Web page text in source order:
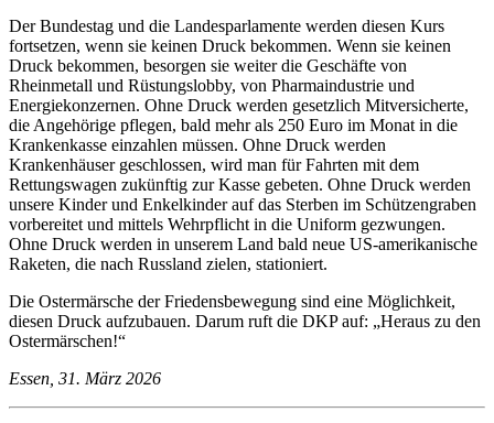
Der Bundestag und die Landesparlamente werden diesen Kurs
fortsetzen, wenn sie keinen Druck bekommen. Wenn sie keinen
Druck bekommen, besorgen sie weiter die Geschäfte von
Rheinmetall und Rüstungslobby, von Pharmaindustrie und
Energiekonzernen. Ohne Druck werden gesetzlich Mitversicherte,
die Angehörige pflegen, bald mehr als 250 Euro im Monat in die
Krankenkasse einzahlen müssen. Ohne Druck werden
Krankenhäuser geschlossen, wird man für Fahrten mit dem
Rettungswagen zukünftig zur Kasse gebeten. Ohne Druck werden
unsere Kinder und Enkelkinder auf das Sterben im Schützengraben
vorbereitet und mittels Wehrpflicht in die Uniform gezwungen.
Ohne Druck werden in unserem Land bald neue US-amerikanische
Raketen, die nach Russland zielen, stationiert.
Die Ostermärsche der Friedensbewegung sind eine Möglichkeit,
diesen Druck aufzubauen. Darum ruft die DKP auf: „Heraus zu den
Ostermärschen!“
Essen, 31. März 2026